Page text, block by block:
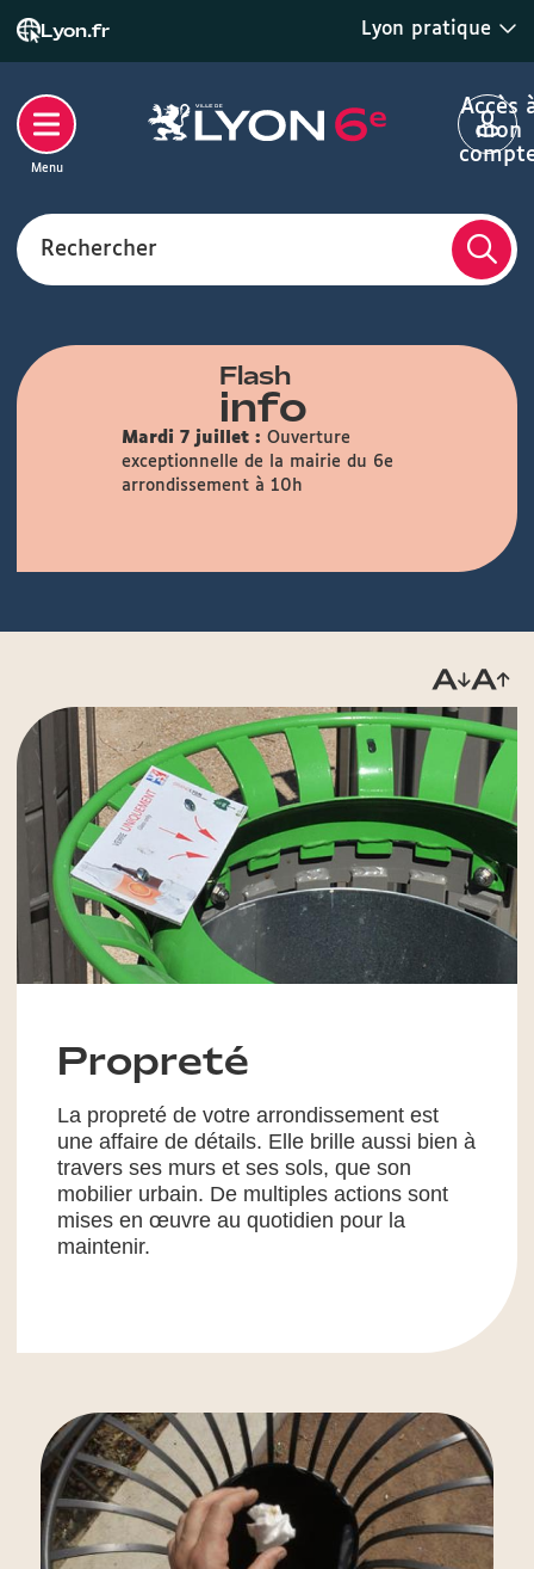
Lyon.fr Lyon pratique
Rechercher
Accès
mon
Menu
Flash
info
Mardi 7 juillet : Ouverture
exceptionnelle de la mairie du 6e
arrondissement à 10h
Propreté
La propreté de votre arrondissement est
une affaire de détails. Elle brille aussi bien à
travers ses murs et ses sols, que son
mobilier urbain. De multiples actions sont
mises en œuvre au quotidien pour la
maintenir.